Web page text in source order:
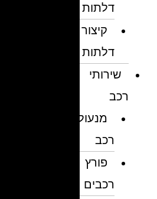
דלתות
קיצור
דלתות
שירותי
מנעולן
פורץ
רכבים